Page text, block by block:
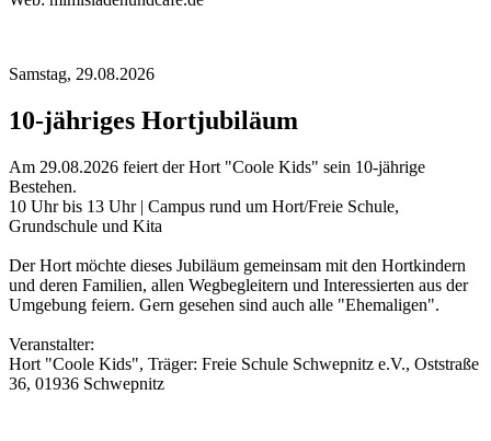
Samstag, 29.08.2026
10-jähriges Hortjubiläum
Am 29.08.2026 feiert der Hort "Coole Kids" sein 10-jährige
Bestehen.
10 Uhr bis 13 Uhr | Campus rund um Hort/Freie Schule,
Grundschule und Kita
Der Hort möchte dieses Jubiläum gemeinsam mit den Hortkindern
und deren Familien, allen Wegbegleitern und Interessierten aus der
Umgebung feiern. Gern gesehen sind auch alle "Ehemaligen".
Veranstalter:
Hort "Coole Kids", Träger: Freie Schule Schwepnitz e.V., Oststraße
36, 01936 Schwepnitz